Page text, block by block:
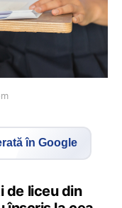
în Google
de liceu din